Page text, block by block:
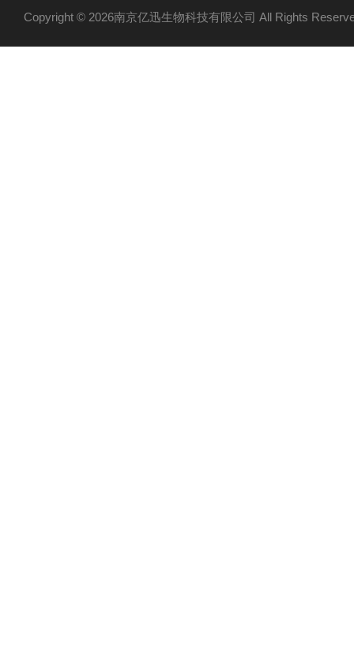
Copyright © 2026南京亿迅生物科技有限公司 All Rights